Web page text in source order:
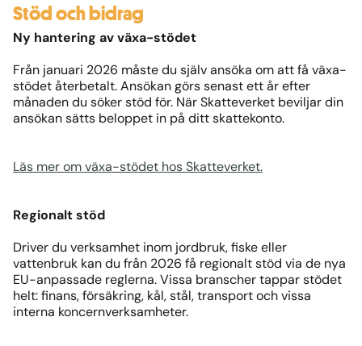
Stöd och bidrag
Ny hantering av växa-stödet
Från januari 2026 måste du själv ansöka om att få växa-
stödet återbetalt. Ansökan görs senast ett år efter
månaden du söker stöd för. När Skatteverket beviljar din
ansökan sätts beloppet in på ditt skattekonto.
Läs mer om växa-stödet hos Skatteverket.
Regionalt stöd
Driver du verksamhet inom jordbruk, fiske eller
vattenbruk kan du från 2026 få regionalt stöd via de nya
EU-anpassade reglerna. Vissa branscher tappar stödet
helt: finans, försäkring, kål, stål, transport och vissa
interna koncernverksamheter.